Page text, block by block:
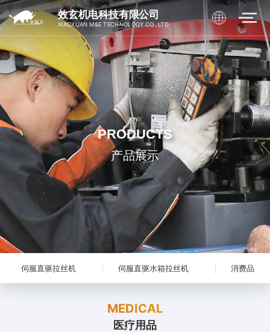
效玄机电科技有限公司
XIAOXUAN M&E TECHNOLOGY CO., LTD
PRODUCTS
产品展示
伺服直驱拉丝机 伺服直驱水箱拉丝机 消费品
MEDICAL
医疗用品